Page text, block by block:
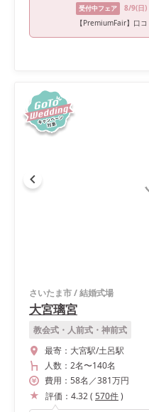
受付中フェア 8/9(日)
さいたま市/結婚式場
大宮璃宮
教会式・人前式・神前式
最寄： 大宮駅/土呂駅
人数： 2名〜140名
費用： 58名 ／381万円
評価： 4.32( 570件)